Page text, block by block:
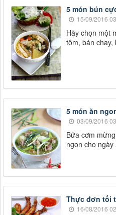
5 món bún
15/09/2016
Hãy chọn một
tôm, bán
5 món ăn
03/09/2016
Bữa cơm
ngon cho
Thực đơn tối
16/08/2016